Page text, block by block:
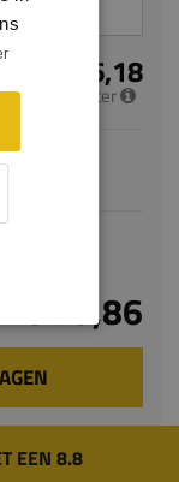
€ 26,18
per meter
€ 79,86
EEN 8.8